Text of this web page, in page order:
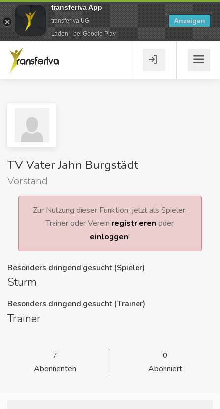
TV Vater Jahn Burgstädt
Vorstand
Zur Nutzung dieser Funktion, jetzt als Spieler,
Trainer oder Verein registrieren oder
einloggen!
Besonders dringend gesucht (Spieler)
Sturm
Besonders dringend gesucht (Trainer)
Trainer
7
Abonnenten
0
Abonniert
transferiva App
transferiva UG
Laden - bei Google Play
Anzeigen